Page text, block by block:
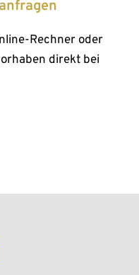
Rechner oder
direkt bei